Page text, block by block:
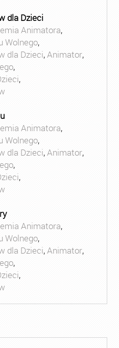
dla Dzieci
Animatora,
Wolnego,
dla Dzieci,Animator,
,
,
Animatora,
Wolnego,
dla Dzieci,Animator,
,
,
Animatora,
Wolnego,
dla Dzieci,Animator,
,
,